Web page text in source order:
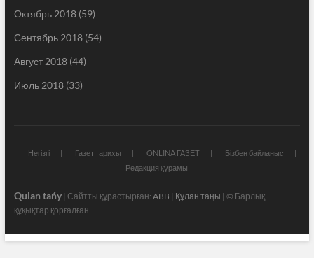
Октябрь 2018(59)
Сентябрь 2018(54)
Август 2018(44)
Июль 2018(33)
Негізгі Газет тарихы ONLINA ГАЗЕТ
Бізбен байланыс
Редакция құрамы
Qulan tańy| Сайтты құрастырған: ABB | Құлан таңы | © Барлық
құқықтар қорғалған